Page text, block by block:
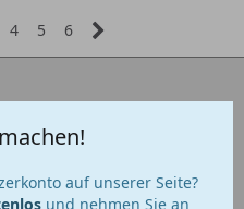
4 5 6
auf unserer Seite?
und nehmen Sie an